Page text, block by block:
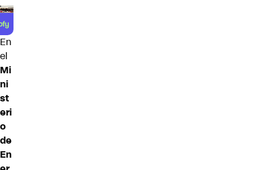
En
el
Mi
ni
st
eri
o
de
En